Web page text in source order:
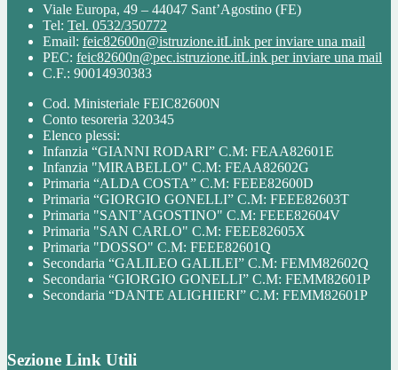
Viale Europa, 49 – 44047 Sant’Agostino (FE)
Tel: Tel. 0532/350772
Email: feic82600n@istruzione.itLink per inviare una mail
PEC: feic82600n@pec.istruzione.itLink per inviare una mail
C.F.: 90014930383
Cod. Ministeriale FEIC82600N
Conto tesoreria 320345
Elenco plessi:
Infanzia “GIANNI RODARI” C.M: FEAA82601E
Infanzia "MIRABELLO" C.M: FEAA82602G
Primaria “ALDA COSTA” C.M: FEEE82600D
Primaria “GIORGIO GONELLI” C.M: FEEE82603T
Primaria "SANT’AGOSTINO" C.M: FEEE82604V
Primaria "SAN CARLO" C.M: FEEE82605X
Primaria "DOSSO" C.M: FEEE82601Q
Secondaria “GALILEO GALILEI” C.M: FEMM82602Q
Secondaria “GIORGIO GONELLI” C.M: FEMM82601P
Secondaria “DANTE ALIGHIERI” C.M: FEMM82601P
Sezione Link Utili